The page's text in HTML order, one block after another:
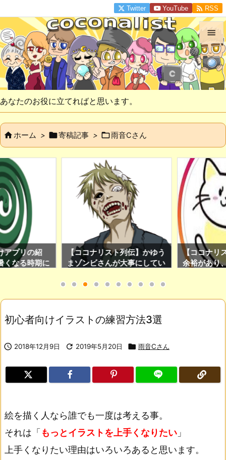
あなたのお役に立てればと思います。


メニュ


前へ
次へ

検索
Twitter YouTube  RSS
ホーム > 寄稿記事 > 雨音Cさん
プリの紹
なる時期に
【ココナリスト列伝】かゆう
まゾンビさんが大事にしてい
ナリスト限定Twitter運用サ
【ココナリ
余裕があり
初心者向けイラストの練習方法3選
 2018年12月9日  2019年5月20日  雨音Cさん
絵を描く人なら誰でも一度は考える事。
それは「もっとイラストを上手くなりたい 」
上手くなりたい理由はいろいろあると思います。